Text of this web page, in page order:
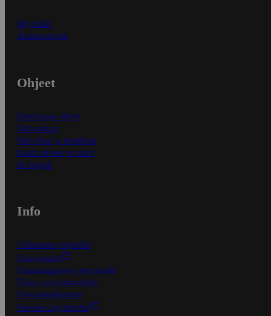
Myymälät
Asiakaspalvelu
Ohjeet
Ensitilaajan ohjeet
Näin maksat
Näin tilaat ja muokkaat
Kaikki ohjeet ja vinkit
In English
Info
S-Business yrityksille
Oiva-raportit
Osuuskauppojen yhteystiedot
Tilaus- ja toimitusehdot
Tietosuojakäytäntö
Palvelun käyttöehdot